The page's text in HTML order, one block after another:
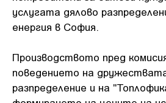
услугата дялово
енергия в София.
Производството пред
поведението на
разпределение и на